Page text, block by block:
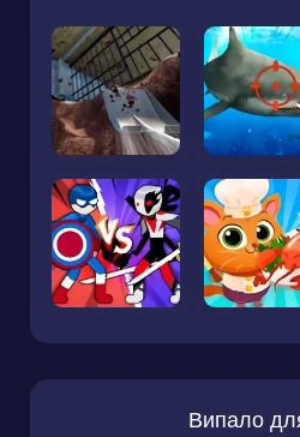
Випало